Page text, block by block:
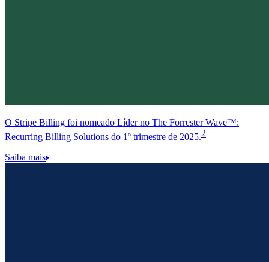
O Stripe Billing foi nomeado Líder no The Forrester Wave™:
Recurring Billing Solutions do 1º trimestre de 2025.2
Saiba mais